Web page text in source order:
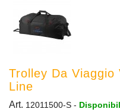
Trolley Da Viaggio
Line
Art. 12011500-S -